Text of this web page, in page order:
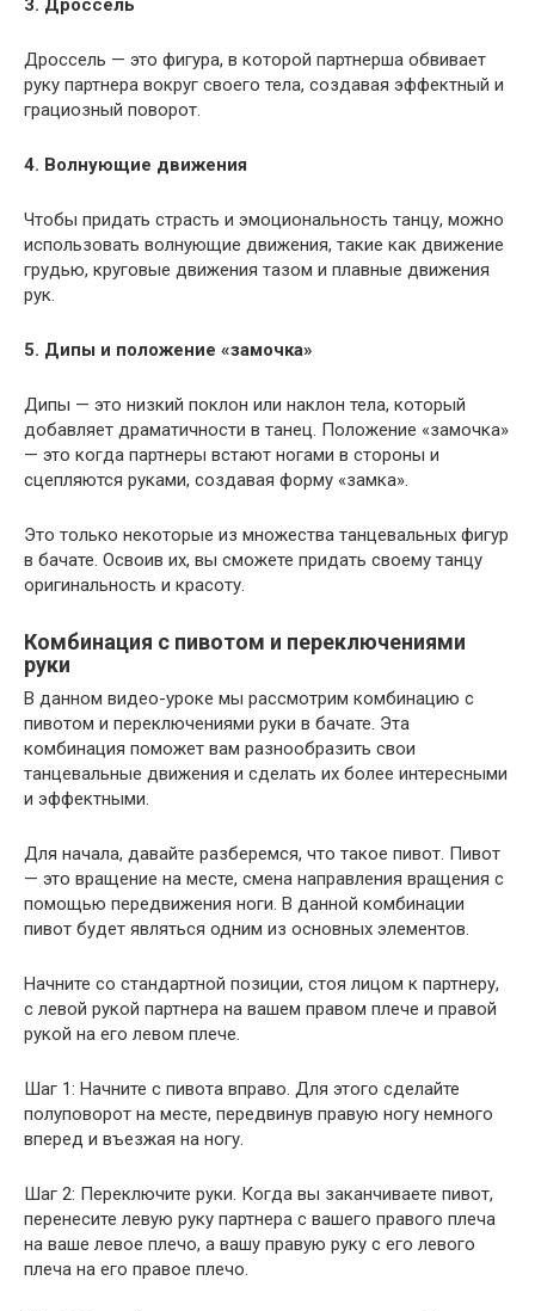
3. Дроссель
Дроссель — это фигура, в которой партнерша обвивает
руку партнера вокруг своего тела, создавая эффектный и
грациозный поворот.
4. Волнующие движения
Чтобы придать страсть и эмоциональность танцу, можно
использовать волнующие движения, такие как движение
грудью, круговые движения тазом и плавные движения
рук.
5. Дипы и положение «замочка»
Дипы — это низкий поклон или наклон тела, который
добавляет драматичности в танец. Положение «замочка»
— это когда партнеры встают ногами в стороны и
сцепляются руками, создавая форму «замка».
Это только некоторые из множества танцевальных фигур
в бачате. Освоив их, вы сможете придать своему танцу
оригинальность и красоту.
Комбинация с пивотом и переключениями
руки
В данном видео-уроке мы рассмотрим комбинацию с
пивотом и переключениями руки в бачате. Эта
комбинация поможет вам разнообразить свои
танцевальные движения и сделать их более интересными
и эффектными.
Для начала, давайте разберемся, что такое пивот. Пивот
— это вращение на месте, смена направления вращения с
помощью передвижения ноги. В данной комбинации
пивот будет являться одним из основных элементов.
Начните со стандартной позиции, стоя лицом к партнеру,
с левой рукой партнера на вашем правом плече и правой
рукой на его левом плече.
Шаг 1: Начните с пивота вправо. Для этого сделайте
полуповорот на месте, передвинув правую ногу немного
вперед и въезжая на ногу.
Шаг 2: Переключите руки. Когда вы заканчиваете пивот,
перенесите левую руку партнера с вашего правого плеча
на ваше левое плечо, а вашу правую руку с его левого
плеча на его правое плечо.